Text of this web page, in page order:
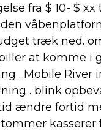
fra $ 10- $
træk ned.
at komme i
. Mobile River
. blink
ændre fortid